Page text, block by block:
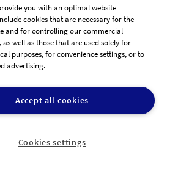
ist eine einfache, schnelle und risikolose
ein professionelles Design zu einem
Preis zu bekommen.
Jetzt Design erstellen
you with an optimal website
cookies that are necessary for the
and for controlling our commercial
as well as those that are used solely for
purposes, for convenience settings, or to
advertising.
Accept all cookies
Cookies settings